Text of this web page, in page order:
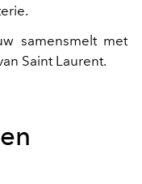
samensmelt met
Saint Laurent.